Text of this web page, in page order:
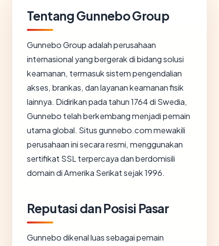
Tentang Gunnebo Group
Gunnebo Group adalah perusahaan
internasional yang bergerak di bidang solusi
keamanan, termasuk sistem pengendalian
akses, brankas, dan layanan keamanan fisik
lainnya. Didirikan pada tahun 1764 di Swedia,
Gunnebo telah berkembang menjadi pemain
utama global. Situs gunnebo.com mewakili
perusahaan ini secara resmi, menggunakan
sertifikat SSL terpercaya dan berdomisili
domain di Amerika Serikat sejak 1996.
Reputasi dan Posisi Pasar
Gunnebo dikenal luas sebagai pemain